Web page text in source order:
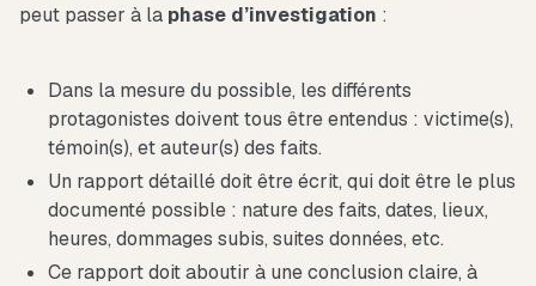
peut passer à la phase d’investigation :
Dans la mesure du possible, les différents
protagonistes doivent tous être entendus : victime(s),
témoin(s), et auteur(s) des faits.
Un rapport détaillé doit être écrit, qui doit être le plus
documenté possible : nature des faits, dates, lieux,
heures, dommages subis, suites données, etc.
Ce rapport doit aboutir à une conclusion claire, à